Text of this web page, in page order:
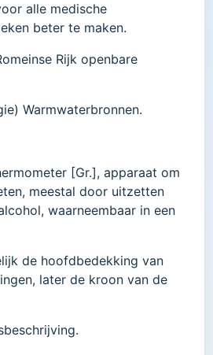
alle medische
beter te maken.
Rijk openbare
Warmwaterbronnen.
[Gr.], apparaat om
meestal door uitzetten
waarneembaar in een
de hoofdbedekking van
later de kroon van de